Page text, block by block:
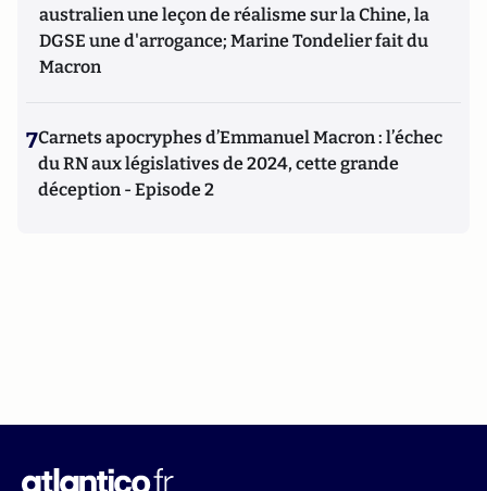
australien une leçon de réalisme sur la Chine, la
DGSE une d'arrogance; Marine Tondelier fait du
Macron
7Carnets apocryphes d’Emmanuel Macron : l’échec
du RN aux législatives de 2024, cette grande
déception - Episode 2